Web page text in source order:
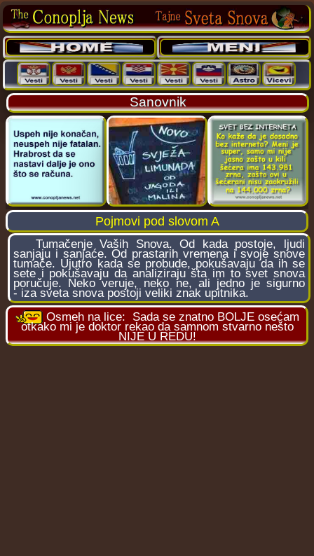
Sanovnik
Pojmovi pod slovom A
Tumačenje Vaših Snova. Od kada postoje, ljudi
sanjaju i sanjaće. Od prastarih vremena i svoje snove
tumače. Ujutro kada se probude, pokušavaju da ih se
sete i pokušavaju da analiziraju šta im to svet snova
poručuje. Neko veruje, neko ne, ali jedno je sigurno
- iza sveta snova postoji veliki znak upitnika.
Osmeh na lice: Sada se znatno BOLJE osećam
otkako mi je doktor rekao da samnom stvarno nešto
NIJE U REDU!